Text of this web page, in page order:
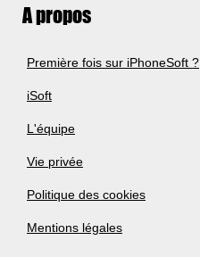
A propos
Première fois sur iPhoneSoft ?
iSoft
L'équipe
Vie privée
Politique des cookies
Mentions légales